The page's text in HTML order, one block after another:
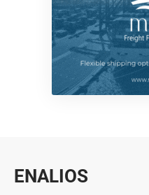
ENALIOS